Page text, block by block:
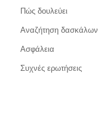
Πώς δουλεύει
Αναζήτηση δασκάλων
Ασφάλεια
Συχνές ερωτήσεις